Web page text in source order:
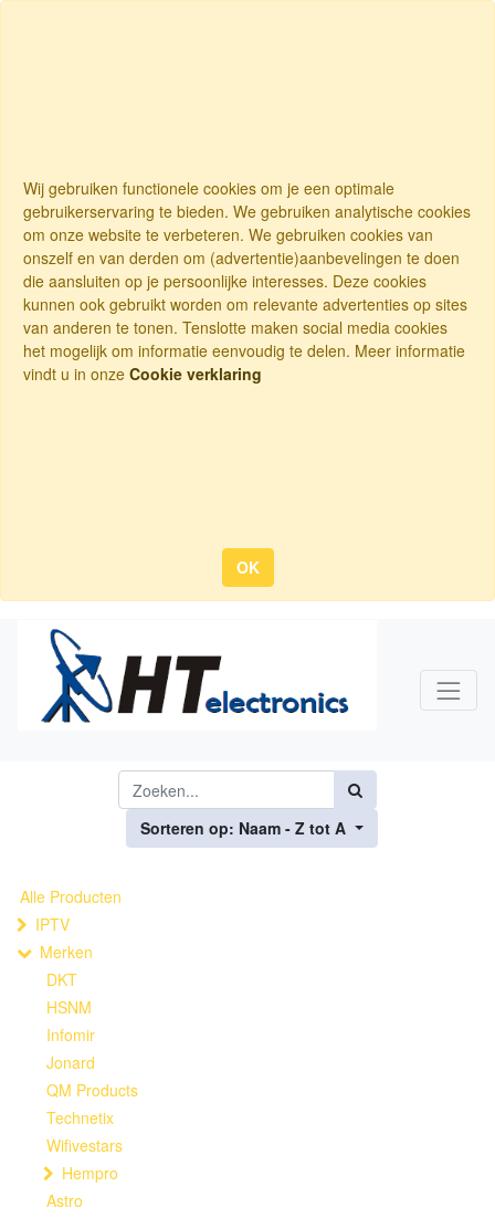
Wij gebruiken functionele cookies om je een optimale
gebruikerservaring te bieden. We gebruiken analytische cookies
om onze website te verbeteren. We gebruiken cookies van
onszelf en van derden om (advertentie)aanbevelingen te doen
die aansluiten op je persoonlijke interesses. Deze cookies
kunnen ook gebruikt worden om relevante advertenties op sites
van anderen te tonen. Tenslotte maken social media cookies
het mogelijk om informatie eenvoudig te delen. Meer informatie
vindt u in onze Cookie verklaring
OK
Sorteren op: Naam - Z tot A
Alle Producten
IPTV
Merken
DKT
HSNM
Infomir
Jonard
QM Products
Technetix
Wifivestars
Hempro
Astro